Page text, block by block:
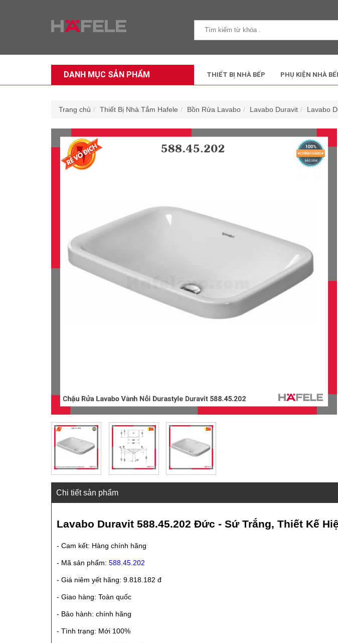
DANH MỤC SẢN PHẨM THIẾT BỊ NHÀ BẾP PHỤ KIỆN NHÀ
Trang chủ Thiết Bị Nhà Tắm Hafele Bồn Rửa Lavabo Lavabo Duravit Lavabo
Chi tiết sản phẩm
Lavabo Duravit 588.45.202 Đức - Sứ Trắng, Thiết Kế
- Cam kết: Hàng chính hãng
- Mã sản phẩm: 588.45.202
- Giá niêm yết hãng: 9.818.182 đ
- Giao hàng: Toàn quốc
- Bảo hành: chính hãng
- Tình trạng: Mới 100%